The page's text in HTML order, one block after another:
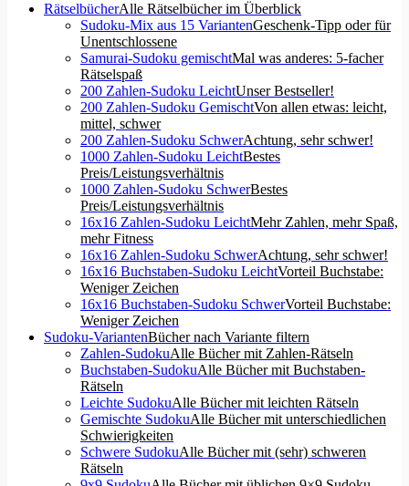
RätselbücherAlle Rätselbücher im Überblick
Sudoku-Mix aus 15 VariantenGeschenk-Tipp oder für
Unentschlossene
Samurai-Sudoku gemischtMal was anderes: 5-facher
Rätselspaß
200 Zahlen-Sudoku LeichtUnser Bestseller!
200 Zahlen-Sudoku GemischtVon allen etwas: leicht,
mittel, schwer
200 Zahlen-Sudoku SchwerAchtung, sehr schwer!
1000 Zahlen-Sudoku LeichtBestes
Preis/Leistungsverhältnis
1000 Zahlen-Sudoku SchwerBestes
Preis/Leistungsverhältnis
16x16 Zahlen-Sudoku LeichtMehr Zahlen, mehr Spaß,
mehr Fitness
16x16 Zahlen-Sudoku SchwerAchtung, sehr schwer!
16x16 Buchstaben-Sudoku LeichtVorteil Buchstabe:
Weniger Zeichen
16x16 Buchstaben-Sudoku SchwerVorteil Buchstabe:
Weniger Zeichen
Sudoku-VariantenBücher nach Variante filtern
Zahlen-SudokuAlle Bücher mit Zahlen-Rätseln
Buchstaben-SudokuAlle Bücher mit Buchstaben-
Rätseln
Leichte SudokuAlle Bücher mit leichten Rätseln
Gemischte SudokuAlle Bücher mit unterschiedlichen
Schwierigkeiten
Schwere SudokuAlle Bücher mit (sehr) schweren
Rätseln